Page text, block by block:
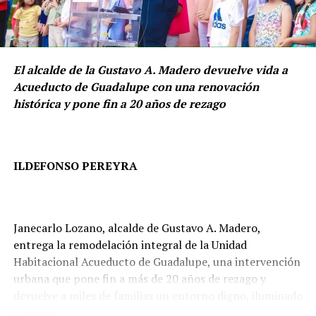
DISTINGUEN A ROMINA CONTRERAS
En el mismo evento, Vargas del Villar felicitó a la
presidenta municipal Romina Contreras por el
El alcalde de la Gustavo A. Madero devuelve vida a
Acueducto de Guadalupe con una renovación
histórica y pone fin a 20 años de rezago
ILDEFONSO PEREYRA
Janecarlo Lozano, alcalde de Gustavo A. Madero,
entrega la remodelación integral de la Unidad
Habitacional Acueducto de Guadalupe, una intervención
urbana que pone fin a más de 20 años de rezago y